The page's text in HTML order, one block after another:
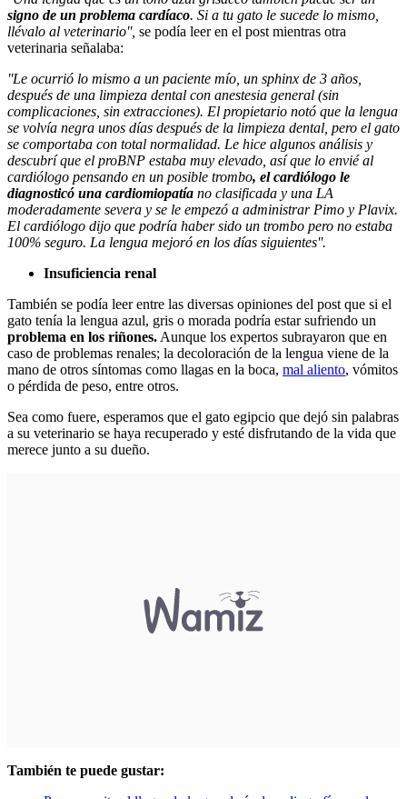
signo de un problema cardíaco. Si a tu gato le sucede lo mismo,
llévalo al veterinario'', se podía leer en el post mientras otra
veterinaria señalaba:
''Le ocurrió lo mismo a un paciente mío, un sphinx de 3 años,
después de una limpieza dental con anestesia general (sin
complicaciones, sin extracciones). El propietario notó que la lengua
se volvía negra unos días después de la limpieza dental, pero el gato
se comportaba con total normalidad. Le hice algunos análisis y
descubrí que el proBNP estaba muy elevado, así que lo envié al
cardiólogo pensando en un posible trombo, el cardiólogo le
diagnosticó una cardiomiopatía no clasificada y una LA
moderadamente severa y se le empezó a administrar Pimo y Plavix.
El cardiólogo dijo que podría haber sido un trombo pero no estaba
100% seguro. La lengua mejoró en los días siguientes''.
Insuficiencia renal
También se podía leer entre las diversas opiniones del post que si el
gato tenía la lengua azul, gris o morada podría estar sufriendo un
problema en los riñones. Aunque los expertos subrayaron que en
caso de problemas renales; la decoloración de la lengua viene de la
mano de otros síntomas como llagas en la boca, mal aliento, vómitos
o pérdida de peso, entre otros.
Sea como fuere, esperamos que el gato egipcio que dejó sin palabras
a su veterinario se haya recuperado y esté disfrutando de la vida que
merece junto a su dueño.
También te puede gustar: